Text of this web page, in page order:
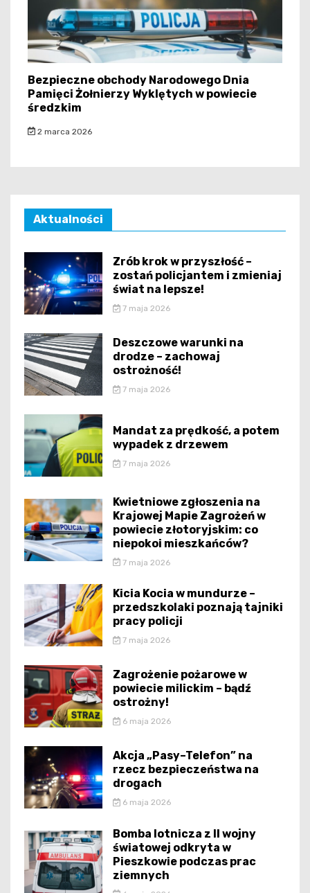
Bezpieczne obchody Narodowego Dnia
Pamięci Żołnierzy Wyklętych w powiecie
średzkim
2 marca 2026
Aktualności
Zrób krok w przyszłość –
zostań policjantem i zmieniaj
świat na lepsze!
7 maja 2026
Deszczowe warunki na
drodze – zachowaj
ostrożność!
7 maja 2026
Mandat za prędkość, a potem
wypadek z drzewem
7 maja 2026
Kwietniowe zgłoszenia na
Krajowej Mapie Zagrożeń w
powiecie złotoryjskim: co
niepokoi mieszkańców?
7 maja 2026
Kicia Kocia w mundurze –
przedszkolaki poznają tajniki
pracy policji
7 maja 2026
Zagrożenie pożarowe w
powiecie milickim – bądź
ostrożny!
6 maja 2026
Akcja „Pasy–Telefon” na
rzecz bezpieczeństwa na
drogach
6 maja 2026
Bomba lotnicza z II wojny
światowej odkryta w
Pieszkowie podczas prac
ziemnych